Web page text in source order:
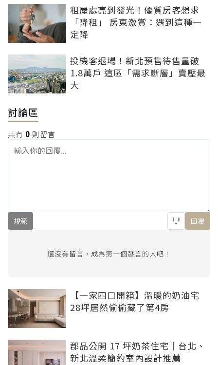
租屋處亮到發光！優質房客想求
「降租」 房東激賞：遇到這種一
定降
投機客退場！新北預售待售量破
1.8萬戶 這區「需求斷層」賣壓最
大
討論區
共有 0 則留言
規範 回覆
還沒有留言，成為第一個發言的人吧！
【一家四口開箱】溫暖的奶油宅
28坪居然偷偷藏了第4房
郡品公開 17 坪奶茶住宅｜台北、
新北溫柔簡約室內設計推薦